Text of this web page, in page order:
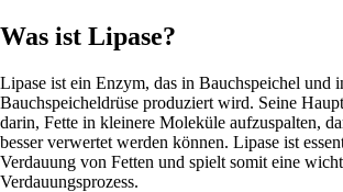
Was ist Lipase?
Lipase ist ein Enzym, das in Bauchspeichel und
Bauchspeicheldrüse produziert wird. Seine
darin, Fette in kleinere Moleküle aufzuspalten,
besser verwertet werden können. Lipase ist
Verdauung von Fetten und spielt somit eine
Verdauungsprozess.